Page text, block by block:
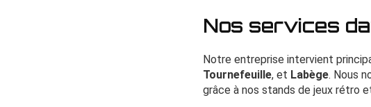
Nos services
Notre entreprise intervient
Tournefeuille, et Labège. Nous
grâce à nos stands de jeux rétro